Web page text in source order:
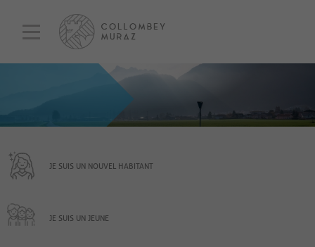
JE SUIS UN NOUVEL HABITANT
JE SUIS UN JEUNE